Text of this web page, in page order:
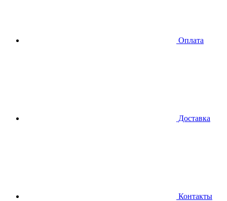
Оплата
Доставка
Контакты